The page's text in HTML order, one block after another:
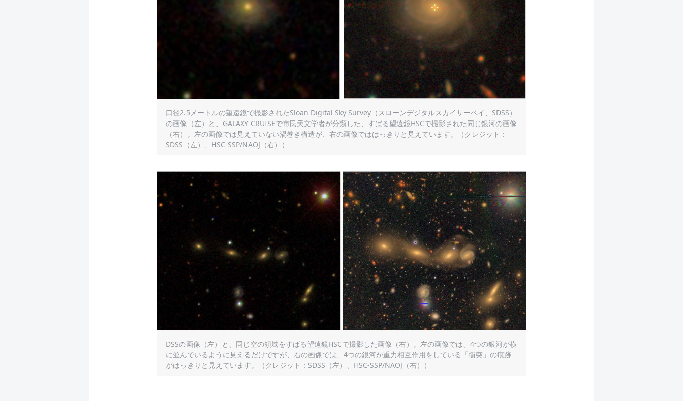
口径2.5メートルの望遠鏡で撮影されたSloan Digital Sky Survey（スローンデジタルスカイサーベイ、SDSS）
の画像（左）と、GALAXY CRUISEで市民天文学者が分類した、すばる望遠鏡HSCで撮影された同じ銀河の画像
（右）。左の画像では見えていない渦巻き構造が、右の画像でははっきりと見えています。（クレジット：
SDSS（左）、HSC-SSP/NAOJ（右））
DSSの画像（左）と、同じ空の領域をすばる望遠鏡HSCで撮影した画像（右）。左の画像では、4つの銀河が横
に並んでいるように見えるだけですが、右の画像では、4つの銀河が重力相互作用をしている「衝突」の痕跡
がはっきりと見えています。（クレジット：SDSS（左）、HSC-SSP/NAOJ（右））